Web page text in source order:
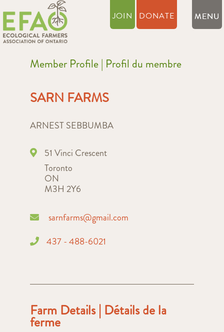
JOIN DONATE
Member Profile | Profil du membre
SARN FARMS
ARNEST SEBBUMBA
51 Vinci Crescent
Toronto
ON
M3H 2Y6
sarnfarms@gmail.com
437 - 488-6021
Farm Details | Détails de la
ferme